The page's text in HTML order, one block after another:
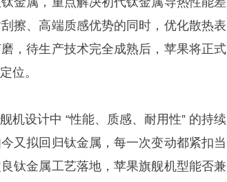
擦、高端质感优势的同时，优化散热表
，待生产技术完全成熟后，苹果将正式
位。
设计中 “性能、质感、耐用性” 的持续
又拟回归钛金属，每一次变动都紧扣当
钛金属工艺落地，苹果旗舰机型能否兼